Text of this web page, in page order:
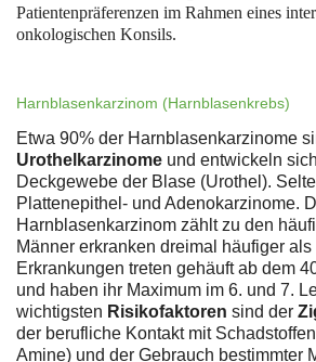
Patientenpräferenzen im Rahmen eines
onkologischen Konsils.
Harnblasenkarzinom (Harnblasenkrebs)
Etwa 90% der Harnblasenkarzinome
Urothelkarzinome und entwickeln
Deckgewebe der Blase (Urothel).
Plattenepithel- und Adenokarzinome.
Harnblasenkarzinom zählt zu den
Männer erkranken dreimal häufiger als
Erkrankungen treten gehäuft ab dem
und haben ihr Maximum im 6. und 7.
wichtigsten Risikofaktoren sind der
der berufliche Kontakt mit
Amine) und der Gebrauch bestimmter